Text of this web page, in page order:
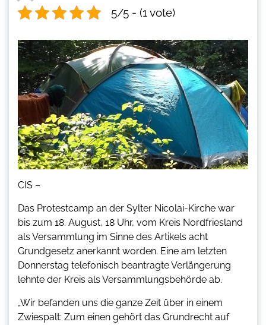
5/5 - (1 vote)
CIS –
Das Protestcamp an der Sylter Nicolai-Kirche war
bis zum 18. August, 18 Uhr, vom Kreis Nordfriesland
als Versammlung im Sinne des Artikels acht
Grundgesetz anerkannt worden. Eine am letzten
Donnerstag telefonisch beantragte Verlängerung
lehnte der Kreis als Versammlungsbehörde ab.
„Wir befanden uns die ganze Zeit über in einem
Zwiespalt: Zum einen gehört das Grundrecht auf